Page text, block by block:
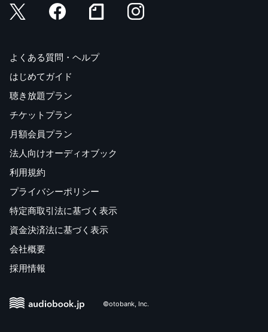
よくある質問・ヘルプ
はじめてガイド
聴き放題プラン
チケットプラン
月額会員プラン
法人向けオーディオブック
利用規約
プライバシーポリシー
特定商取引法に基づく表示
資金決済法に基づく表示
会社概要
採用情報
©otobank, Inc.